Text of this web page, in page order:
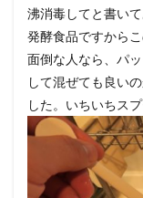
沸消毒してと書い
発酵食品ですから
面倒な人なら、パ
して混ぜても良い
した。いちいちス